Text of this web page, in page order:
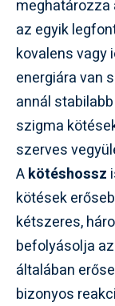
meghatározza
az egyik
kovalens vagy
energiára van
annál
szigma
szerves
Akötéshossz
kötések
kétszeres,
befolyásolja
általában
bizonyos